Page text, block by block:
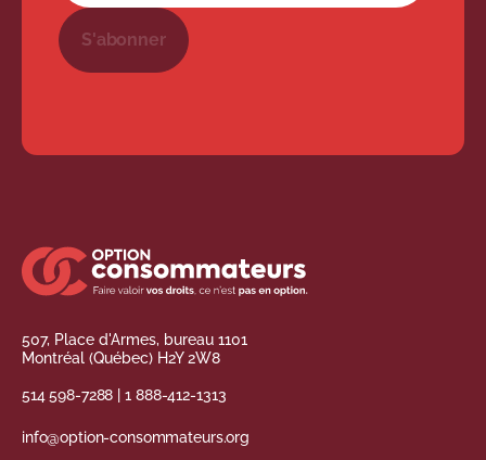
S'abonner
507, Place d'Armes, bureau 1101
Montréal (Québec) H2Y 2W8
514 598-7288 |1 888-412-1313
info@option-consommateurs.org